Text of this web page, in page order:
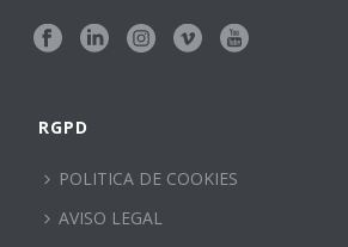
RGPD
POLITICA DE COOKIES
AVISO LEGAL